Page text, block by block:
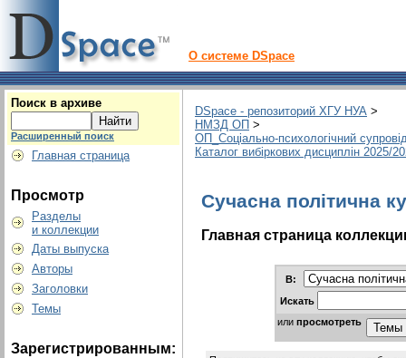
О системе DSpace
Поиск в архиве
Расширенный поиск
Главная страница
Просмотр
Разделы
и коллекции
Даты выпуска
Авторы
Заголовки
Темы
Зарегистрированным:
DSpace - репозиторий ХГУ НУА >
НМЗД ОП >
ОП_Соціально-психологічний
Каталог вибіркових дисциплін 2025/
Сучасна політична
Главная страница
В:
Искать
или просмотреть